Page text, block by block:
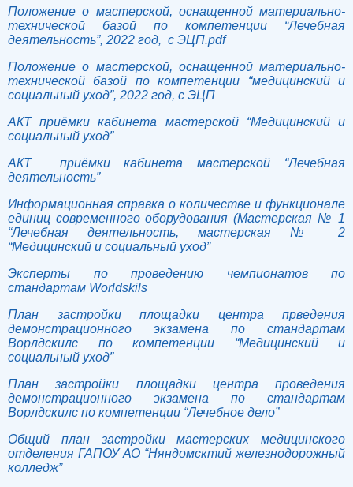
Положение о мастерской, оснащенной материально-
технической базой по компетенции “Лечебная
деятельность”, 2022 год, с ЭЦП.pdf
Положение о мастерской, оснащенной материально-
технической базой по компетенции “медицинский и
социальный уход”, 2022 год, с ЭЦП
АКТ приёмки кабинета мастерской “Медицинский и
социальный уход”
АКТ приёмки кабинета мастерской “Лечебная
деятельность”
Информационная справка о количестве и функционале
единиц современного оборудования (Мастерская № 1
“Лечебная деятельность, мастерская № 2
“Медицинский и социальный уход”
Эксперты по проведению чемпионатов по
стандартам Worldskils
План застройки площадки центра прведения
демонстрационного экзамена по стандартам
Ворлдскилс по компетенции “Медицинский и
социальный уход”
План застройки площадки центра проведения
демонстрационного экзамена по стандартам
Ворлдскилс по компетенции “Лечебное дело”
Общий план застройки мастерских медицинского
отделения ГАПОУ АО “Няндомсктий железнодорожный
колледж”